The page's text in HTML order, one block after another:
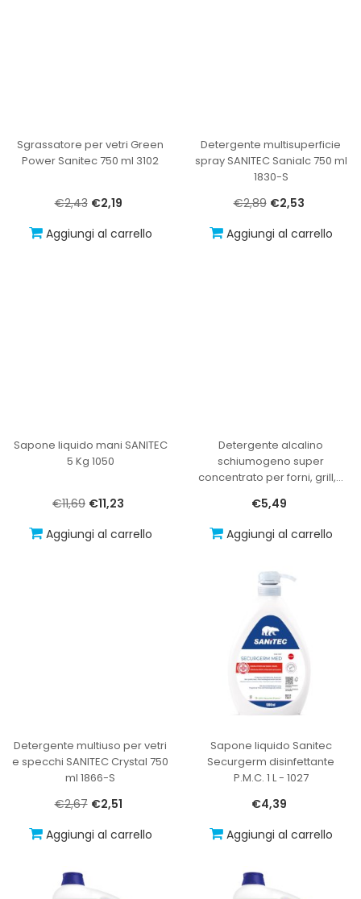
Sgrassatore per vetri Green
Power Sanitec 750 ml 3102
€2,43 €2,19
Aggiungi al carrello
Detergente multisuperficie
spray SANITEC Sanialc 750 ml
1830-S
€2,89 €2,53
Aggiungi al carrello
Sapone liquido mani SANITEC
5 Kg 1050
€11,69 €11,23
Aggiungi al carrello
Detergente alcalino
schiumogeno super
concentrato per forni, grill,…
€5,49
Aggiungi al carrello
Detergente multiuso per vetri
e specchi SANITEC Crystal 750
ml 1866-S
€2,67 €2,51
Aggiungi al carrello
Sapone liquido Sanitec
Securgerm disinfettante
P.M.C. 1 L - 1027
€4,39
Aggiungi al carrello